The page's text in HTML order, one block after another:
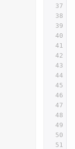
37
38
39
40
41
42
43
44
45
46
47
48
49
50
51